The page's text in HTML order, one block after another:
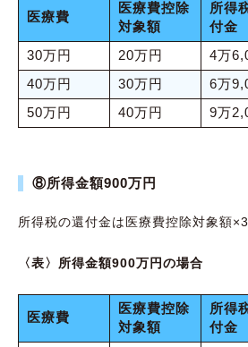
医療費
医療費控除
対象額
所得
付金
30万円
20万円 4万
40万円
30万円 6万
50万円
40万円 9万
⑧所得金額900万円
所得税の還付金は医療費控除対象額
〈表〉所得金額900万円の場合
医療費
医療費控除
対象額
所得
付金